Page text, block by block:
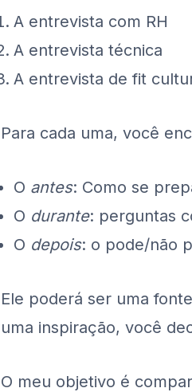
A entrevista com RH
A entrevista técnica
A entrevista de fit
Para cada uma, você
O antes: Como se
O durante: perguntas
O depois: o pode/não
Ele poderá ser uma
uma inspiração, você
O meu objetivo é